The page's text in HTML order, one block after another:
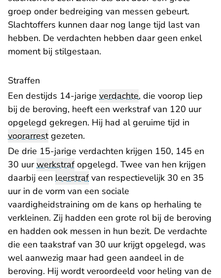
groep onder bedreiging van messen gebeurt.
Slachtoffers kunnen daar nog lange tijd last van
hebben. De verdachten hebben daar geen enkel
moment bij stilgestaan.
Straffen
Een destijds 14-jarige verdachte, die voorop liep
bij de beroving, heeft een werkstraf van 120 uur
opgelegd gekregen. Hij had al geruime tijd in
voorarrestgezeten.
De drie 15-jarige verdachten krijgen 150, 145 en
30 uurwerkstrafopgelegd. Twee van hen krijgen
daarbij een leerstrafvan respectievelijk 30 en 35
uur in de vorm van een sociale
vaardigheidstraining om de kans op herhaling te
verkleinen. Zij hadden een grote rol bij de beroving
en hadden ook messen in hun bezit. De verdachte
die een taakstraf van 30 uur krijgt opgelegd, was
wel aanwezig maar had geen aandeel in de
beroving. Hij wordt veroordeeld voor heling van de